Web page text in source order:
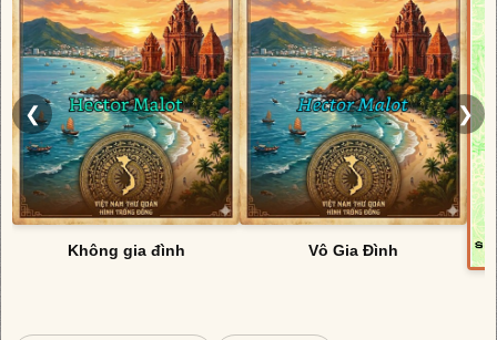
❮
Không gia đình Vô Gia Đình
❯